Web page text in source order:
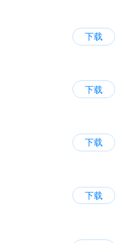
下载
下载
下载
下载